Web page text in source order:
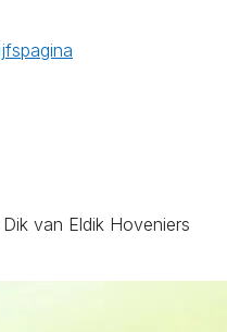
Dik van Eldik Hoveniers